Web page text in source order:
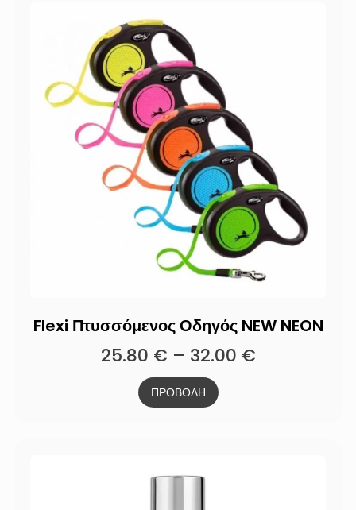
Flexi Πτυσσόμενος Οδηγός NEW NEON
25.80 € – 32.00 €
ΠΡΟΒΟΛΗ